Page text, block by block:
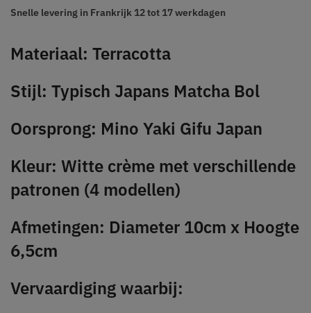
Snelle levering in Frankrijk 12 tot 17 werkdagen
Materiaal: Terracotta
Stijl: Typisch Japans Matcha Bol
Oorsprong: Mino Yaki Gifu Japan
Kleur: Witte crème met verschillende
patronen (4 modellen)
Afmetingen: Diameter 10cm x Hoogte
6,5cm
Vervaardiging waarbij: